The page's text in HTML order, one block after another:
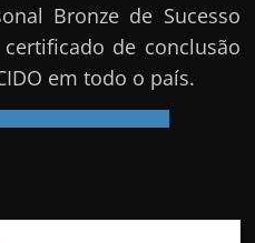
Bronze de Sucesso
de conclusão
em todo o país.